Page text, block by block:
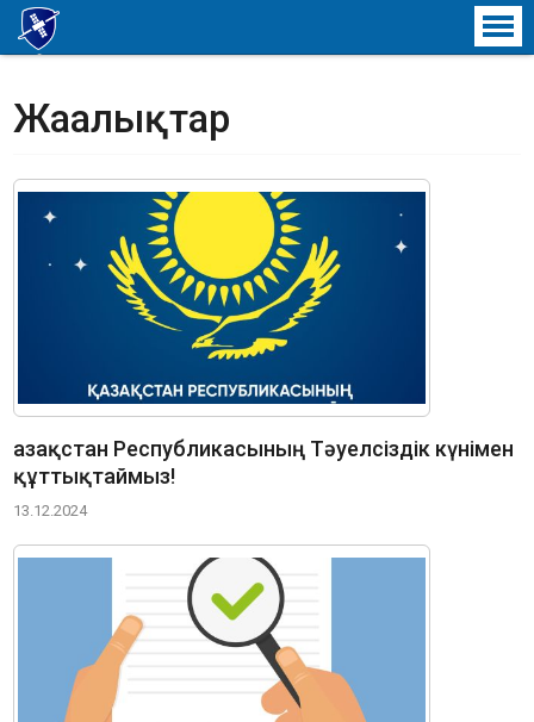
Жаңалықтар
Қазақстан Республикасының Тәуелсіздік күнімен
құттықтаймыз!
13.12.2024